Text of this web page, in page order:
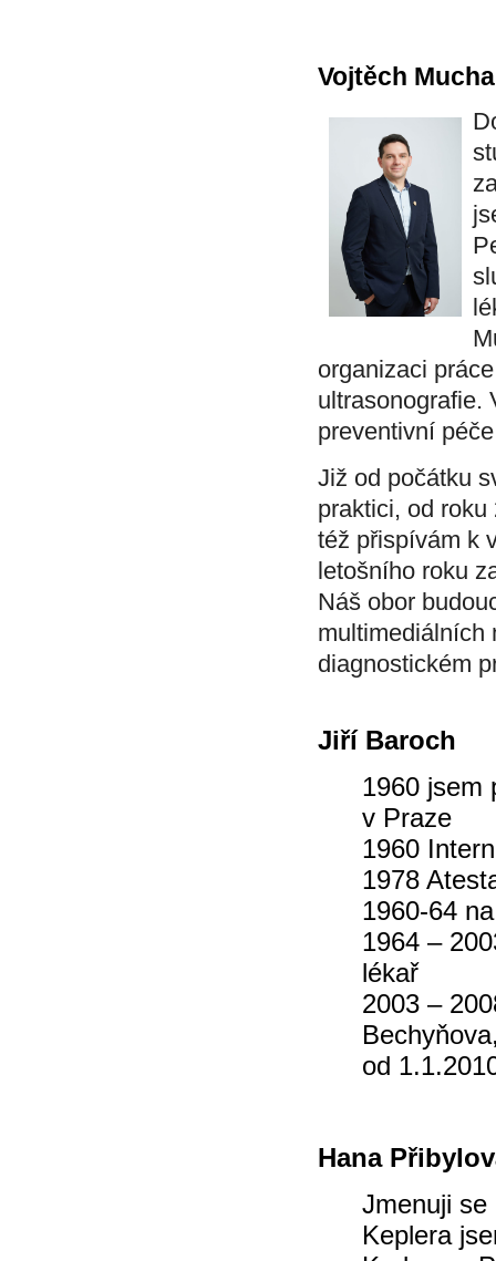
Vojtěch Mucha
organizaci
ultrasonografie.
preventivní
Již od počátku
praktici, od
též přispívám k
letošního roku
Náš obor
multimediálních
diagnostickém
Jiří Baroch
1960 jsem
v Praze
1960
1978
1960-64
1964 –
lékař
2003 –
od
Hana
Jmenuji se
Keplera